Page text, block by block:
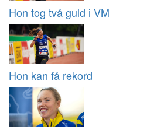
Hon tog två guld i VM
Hon kan få rekord